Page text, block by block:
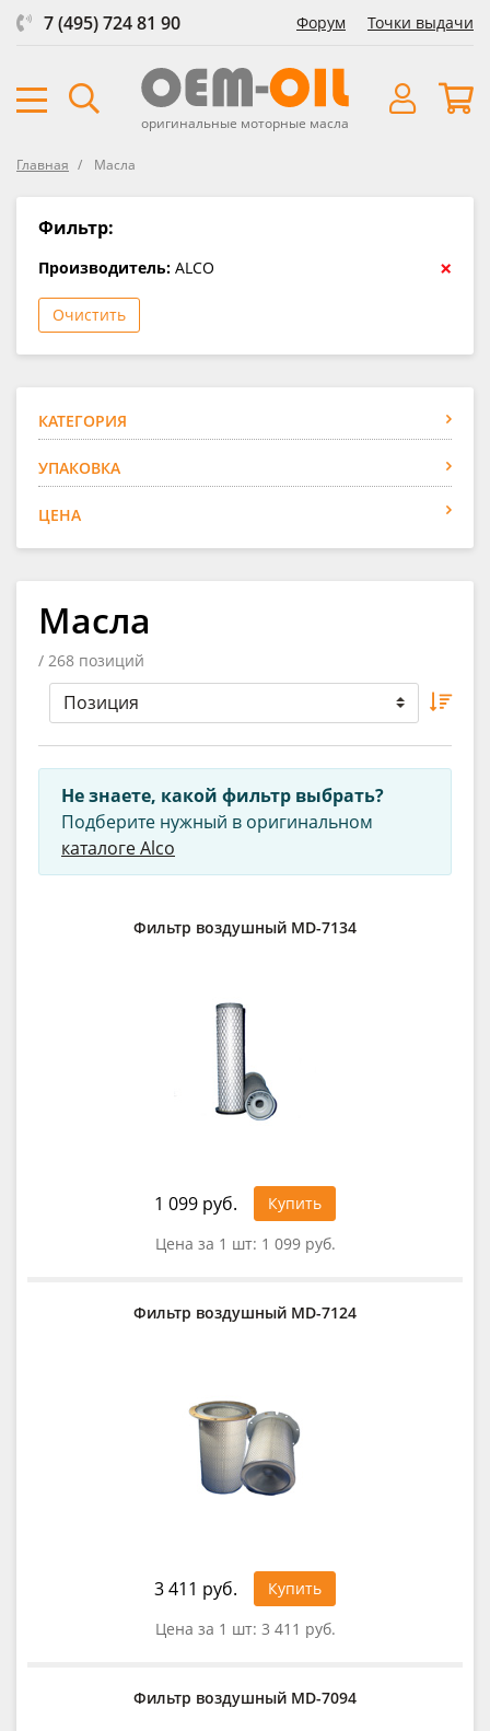
7 (495) 724 81 90 Форум Точки выдачи
оригинальные моторные масла
Главная Масла
Фильтр:
Производитель: ALCO ×
Очистить
КАТЕГОРИЯ
УПАКОВКА
ЦЕНА
Масла
/ 268 позиций
Не знаете, какой фильтр выбрать?
Подберите нужный в оригинальном
каталоге Alco
Фильтр воздушный MD-7134
1 099 руб.
Купить
Цена за 1 шт: 1 099 руб.
Фильтр воздушный MD-7124
3 411 руб.
Купить
Цена за 1 шт: 3 411 руб.
Фильтр воздушный MD-7094